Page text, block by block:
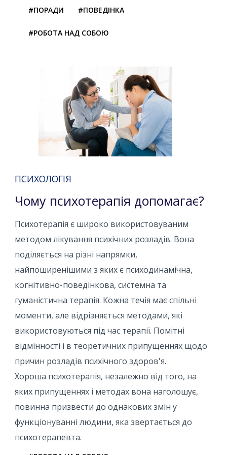
#ПОРАДИ #ПОВЕДІНКА
#РОБОТА НАД СОБОЮ
ПСИХОЛОГІЯ
Чому психотерапія допомагає?
Психотерапія є широко використовуваним
методом лікування психічних розладів. Вона
поділяється на різні напрямки,
найпоширенішими з яких є психодинамічна,
когнітивно-поведінкова, системна та
гуманістична терапія. Кожна течія має спільні
моменти, але відрізняється методами, які
використовуються під час терапії. Помітні
відмінності і в теоретичних припущеннях щодо
причин розладів психічного здоров'я.
Хороша психотерапія, незалежно від того, на
яких припущеннях і методах вона наголошує,
повинна призвести до однакових змін у
функціонуванні людини, яка звертається до
психотерапевта.